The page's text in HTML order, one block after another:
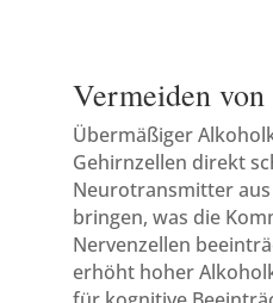
Vermeiden
Übermäßiger
Gehirnzellen direkt
Neurotransmitter
bringen, was die
Nervenzellen
erhöht hoher